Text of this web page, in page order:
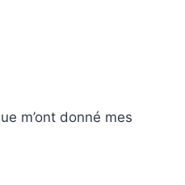
m’ont donné mes